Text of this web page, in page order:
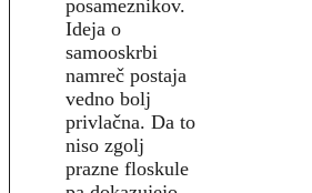
posameznikov.
Ideja o
samooskrbi
namreč postaja
vedno bolj
privlačna. Da to
niso zgolj
prazne floskule